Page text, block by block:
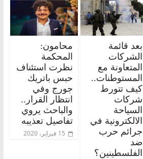
بعد قائمة
الشركات
المتعاونة مع
المستوطنات..
كيف تتورط
شركات
السياحة
الالكترونية في
جرائم حرب
ضد
الفلسطينين؟
محامون:
المحكمة
نظرت استئناف
حبس باتريك
جورج وفي
انتظار القرار..
والباحث يروي
تفاصيل تعذيبه
15 فبراير، 2020